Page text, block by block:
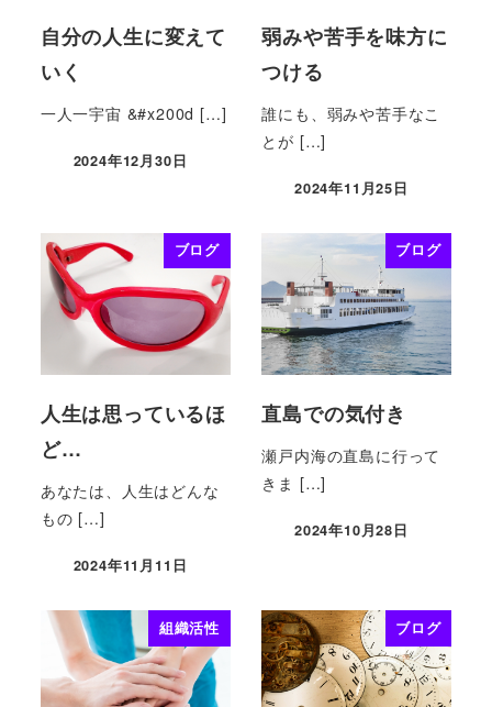
自分の人生に変えて
いく
一人一宇宙 &#x200d […]
2024年12月30日
弱みや苦手を味方に
つける
誰にも、弱みや苦手なこ
とが […]
2024年11月25日
ブログ
人生は思っているほ
ど…
あなたは、人生はどんな
もの […]
2024年11月11日
ブログ
直島での気付き
瀬戸内海の直島に行って
きま […]
2024年10月28日
組織活性 ブログ